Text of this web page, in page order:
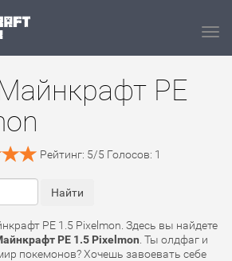
PE
Рейтинг: 5/5 Голосов: 1
PE 1.5 Pixelmon. Здесь вы найдете
PE 1.5 Pixelmon . Ты олдфаг и
покемонов? Хочешь завоевать себе